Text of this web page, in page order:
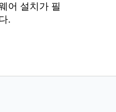
어 설치가 필
.